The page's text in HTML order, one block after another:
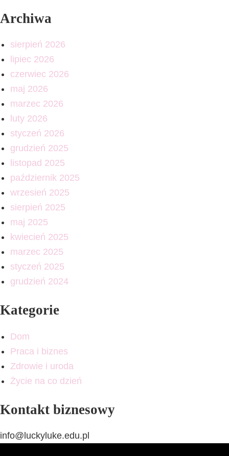
Archiwa
sierpień 2026
lipiec 2026
czerwiec 2026
maj 2026
marzec 2026
luty 2026
styczeń 2026
grudzień 2025
listopad 2025
październik 2025
wrzesień 2025
sierpień 2025
maj 2025
kwiecień 2025
marzec 2025
styczeń 2025
grudzień 2024
Kategorie
Dom
Praca i biznes
Zdrowie i uroda
Życie na co dzień
Kontakt biznesowy
info@luckyluke.edu.pl